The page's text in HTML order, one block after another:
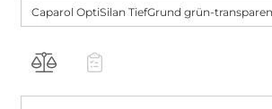
OptiSilan TiefGrund ist aufgrund des
besonders tief eindringend und